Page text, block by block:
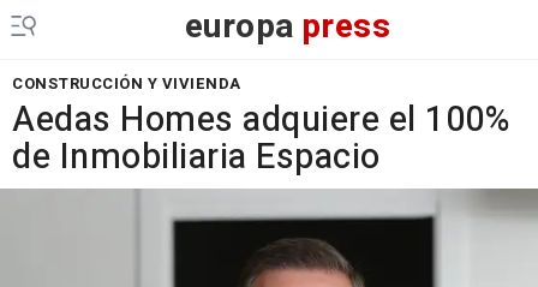
europa press
CONSTRUCCIÓN Y VIVIENDA
Aedas Homes adquiere el 100%
de Inmobiliaria Espacio